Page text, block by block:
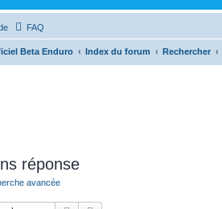
FAQ
Beta Enduro Index du forum Rechercher
réponse
avancée